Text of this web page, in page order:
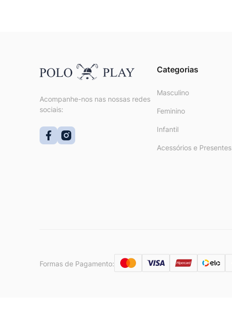
Acompanhe-nos nas nossas redes
sociais:
Categorias
Masculino
Feminino
Infantil
Acessórios e Presentes
Formas de Pagamento: